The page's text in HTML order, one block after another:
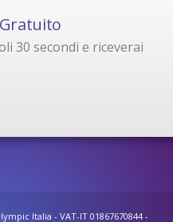
30 secondi e riceverai
Italia - VAT-IT 01867670844 -